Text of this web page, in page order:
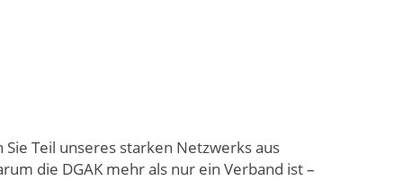
Teil unseres starken Netzwerks aus
die DGAK mehr als nur ein Verband ist –